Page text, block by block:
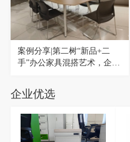
案例分享|第二树“新品+二
手”办公家具混搭艺术，企业
企业优选